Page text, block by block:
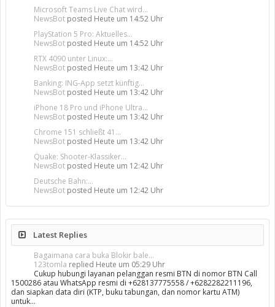
Microsoft Teams Live Chat wird...
NewsBot posted Heute um 14:52 Uhr
PlayStation 5 Pro: Aktuelles...
NewsBot posted Heute um 14:52 Uhr
RTX 4090 unter Linux:...
NewsBot posted Heute um 13:42 Uhr
Banking: ING-App setzt künftig...
NewsBot posted Heute um 13:42 Uhr
iPhone 18 Pro und iPhone Ultra...
NewsBot posted Heute um 13:42 Uhr
Chrome 151 schließt 41...
NewsBot posted Heute um 13:42 Uhr
Quake: Shooter-Klassiker...
NewsBot posted Heute um 12:42 Uhr
Deutsche Bahn:...
NewsBot posted Heute um 12:42 Uhr
Latest Replies
Bagaimana cara buka Blokir bale...
123tomla replied Heute um 05:29 Uhr
Cukup hubungi layanan pelanggan resmi BTN di nomor BTN Call
1500286 atau WhatsApp resmi di +628137775558 / +6282282211196,
dan siapkan data diri (KTP, buku tabungan, dan nomor kartu ATM)
untuk…